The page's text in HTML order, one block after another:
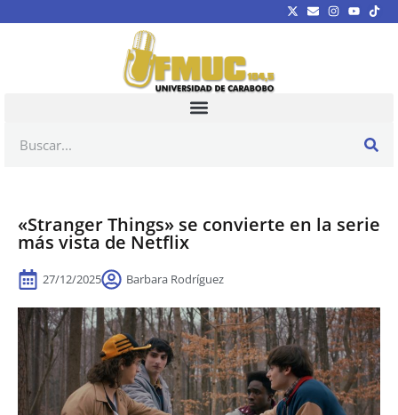
«Stranger Things» se convierte en la serie
más vista de Netflix
27/12/2025 Barbara Rodríguez